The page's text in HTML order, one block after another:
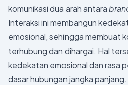
komunikasi dua arah antara
Interaksi ini membangun
emosional, sehingga membuat
terhubung dan dihargai. Hal
kedekatan emosional dan rasa
dasar hubungan jangka panjang.